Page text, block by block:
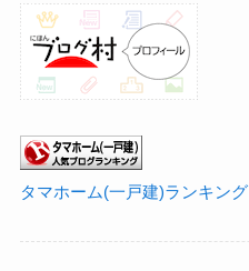
タマホーム(一戸建)ランキング